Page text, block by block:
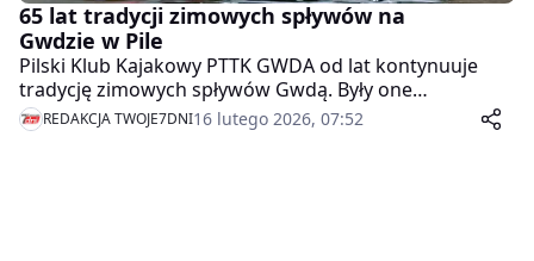
65 lat tradycji zimowych spływów na
Gwdzie w Pile
Pilski Klub Kajakowy PTTK GWDA od lat kontynuuje
tradycję zimowych spływów Gwdą. Były one
organizowane od 65 lat w różnej formie, ale zawsze w
okolicach 14 lutego – rocznicy powrotu Piły do
REDAKCJA TWOJE7DNI16 lutego 2026, 07:52